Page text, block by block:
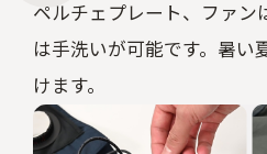
ペルチェプレート、ファン
は手洗いが可能です。暑い
けます。